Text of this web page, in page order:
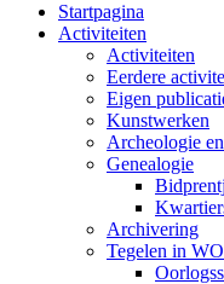
Startpagina
Activiteiten
Activiteiten
Eerdere
Eigen
Kunstwerken
Archeologie
Genealogie
Archivering
Tegelen in